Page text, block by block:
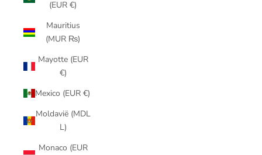
(EUR €)
Mauritius
(MUR ₨)
Mayotte (EUR
€)
Mexico (EUR €)
Moldavië (MDL
L)
Monaco (EUR